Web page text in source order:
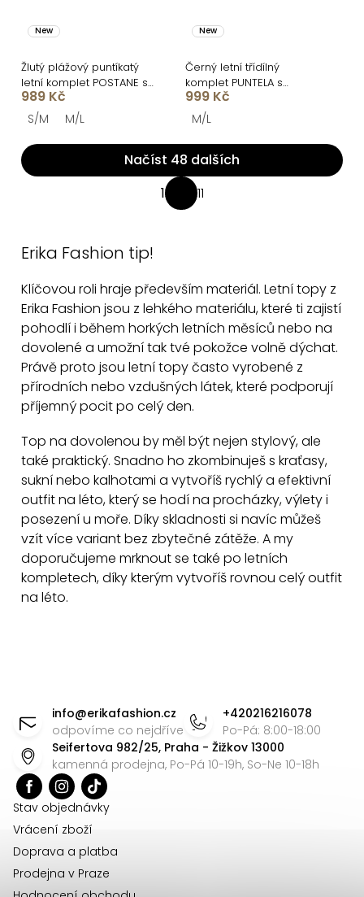
New
Žlutý plážový puntíkatý
letní komplet POSTANE se
sukní
989 Kč
S/M M/L
New
Černý letní třídílný
komplet PUNTELA s
legínami
999 Kč
M/L
O
v
a
c
í
p
r
v
y
v
ý
p
i
s
u
Načíst 48 dalších
k
o
v
á
n
í
1 11
Erika Fashion tip!
Klíčovou roli hraje především materiál. Letní topy z
Erika Fashion jsou z lehkého materiálu, které ti zajistí
pohodlí i během horkých letních měsíců nebo na
dovolené a umožní tak tvé pokožce volně dýchat.
Právě proto jsou letní topy často vyrobené z
přírodních nebo vzdušných látek, které podporují
příjemný pocit po celý den.
Top na dovolenou by měl být nejen stylový, ale
také praktický. Snadno ho zkombinuješ s kraťasy,
sukní nebo kalhotami a vytvoříš rychlý a efektivní
outfit na léto, který se hodí na procházky, výlety i
posezení u moře. Díky skladnosti si navíc můžeš
vzít více variant bez zbytečné zátěže. A my
doporučujeme mrknout se také po letních
kompletech, díky kterým vytvoříš rovnou celý outfit
na léto.
info@erikafashion.cz
odpovíme co nejdříve
+420216216078
Po-Pá: 8:00-18:00
Seifertova 982/25, Praha - Žižkov 13000
kamenná prodejna, Po-Pá 10-19h, So-Ne 10-18h
Stav objednávky
Vrácení zboží
Doprava a platba
Prodejna v Praze